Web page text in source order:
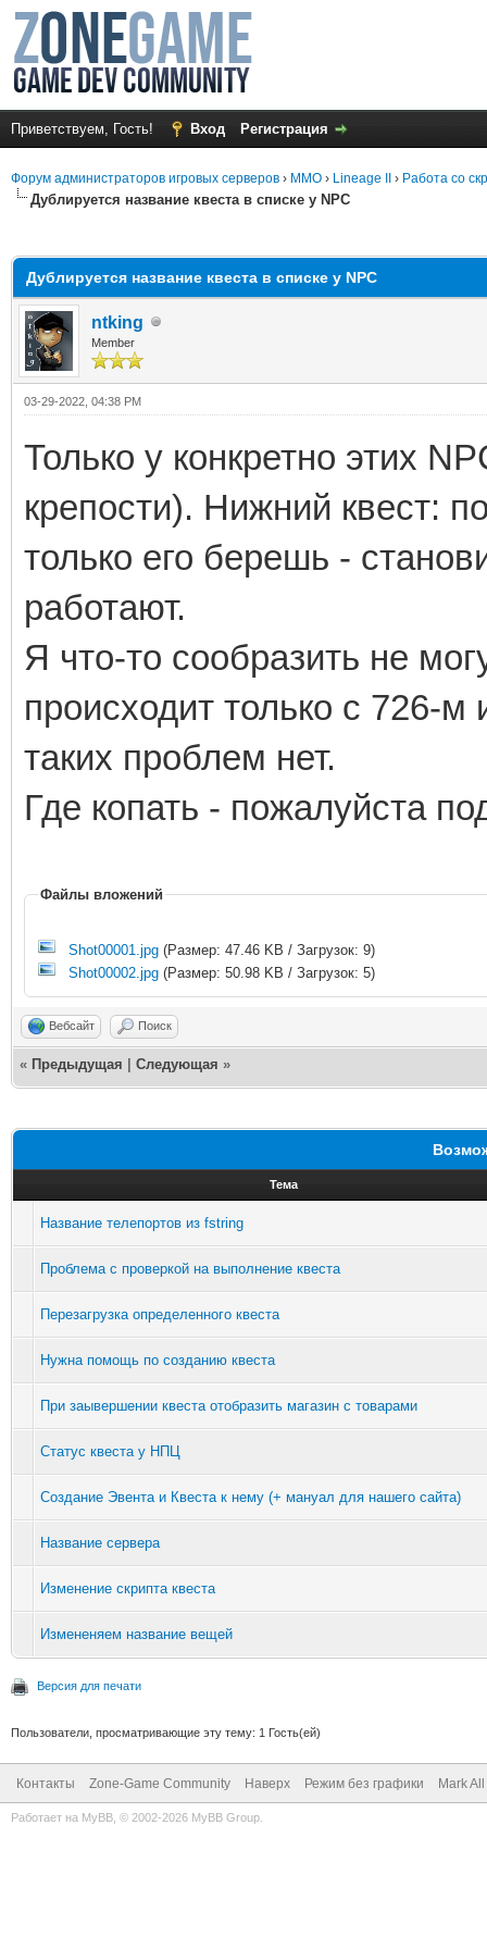
Приветствуем, Гость! Вход Регистрация
Форум администраторов игровых серверов › MMO › Lineage II › Работа со
Дублируется название квеста в списке у NPC
Дублируется название квеста в списке у NPC
ntking
Member
03-29-2022, 04:38 PM
Только у конкретно этих
крепости). Нижний квест:
только его берешь -
работают.
Я что-то сообразить не
происходит только с 726-
таких проблем нет.
Где копать - пожалуйста
Файлы вложений
Shot00001.jpg (Размер: 47.46 KB / Загрузок: 9)
Shot00002.jpg (Размер: 50.98 KB / Загрузок: 5)
Вебсайт Поиск
« Предыдущая Следующая »
Тема
Название телепортов из fstring
Проблема с проверкой на выполнение квеста
Перезагрузка определенного квеста
Нужна помощь по созданию квеста
При заывершении квеста отобразить магазин с товарами
Статус квеста у НПЦ
Создание Эвента и Квеста к нему (+ мануал для нашего сайта)
Название сервера
Изменение скрипта квеста
Измененяем название вещей
Версия для печати
Пользователи, просматривающие эту тему: 1 Гость(ей)
Контакты Zone-Game Community Наверх Режим без графики Mark
Работает на MyBB , © 2002-2026 MyBB Group